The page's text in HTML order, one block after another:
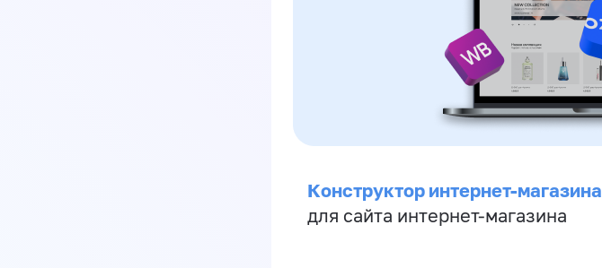
Конструктор интернет-магазина
для сайта интернет-магазина